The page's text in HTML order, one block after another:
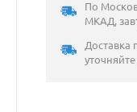
По
МКАД,
Доставка